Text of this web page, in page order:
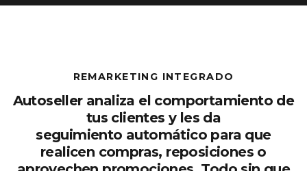
REMARKETING INTEGRADO
Autoseller analiza el comportamiento de
tus clientes y les da
seguimiento automático para que
realicen compras, reposiciones o